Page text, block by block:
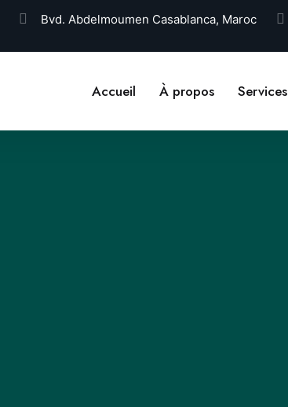
Bvd. Abdelmoumen Casablanca, Maroc
Accueil À propos Services